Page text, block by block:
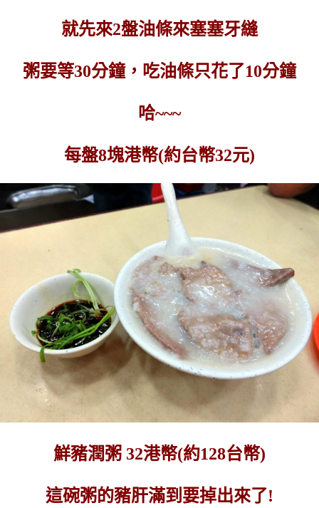
就先來2盤油條來塞塞牙縫
粥要等30分鐘，吃油條只花了10分鐘
哈~~~
每盤8塊港幣(約台幣32元)
鮮豬潤粥 32港幣(約128台幣)
這碗粥的豬肝滿到要掉出來了!